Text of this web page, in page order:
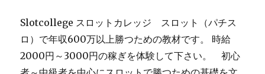
イ
ン
動
画
Slotcollege スロットカレッジ スロット（パチス
ロ）で年収600万以上勝つための教材です。 時給
2000円～3000円の稼ぎを体験して下さい。 初心